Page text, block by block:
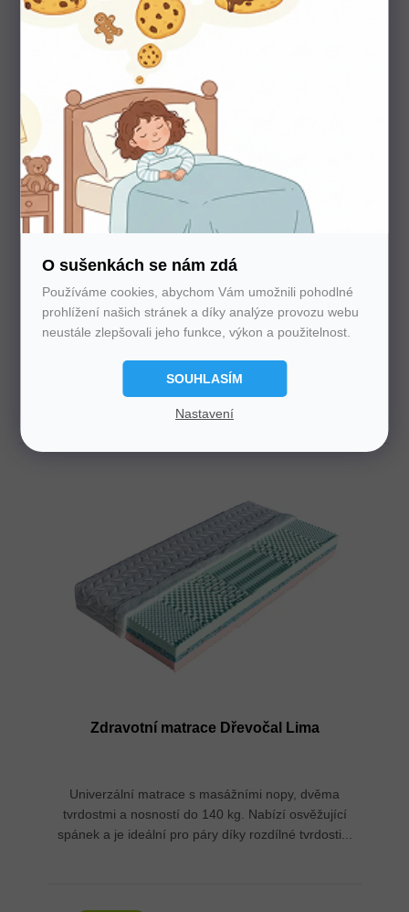
O sušenkách se nám zdá
Používáme cookies, abychom Vám umožnili pohodlné
prohlížení našich stránek a díky analýze provozu webu
neustále zlepšovali jeho funkce, výkon a použitelnost.
SOUHLASÍM
Nastavení
Deka s rukávy Matex Kangoo
Příjemná a jemná deka na dotek. Účinně chrání proti
chladu.
Skladem
Zdravotní matrace Dřevočal Lima
Univerzální matrace s masážními nopy, dvěma
tvrdostmi a nosností do 140 kg. Nabízí osvěžující
spánek a je ideální pro páry díky rozdílné tvrdosti...